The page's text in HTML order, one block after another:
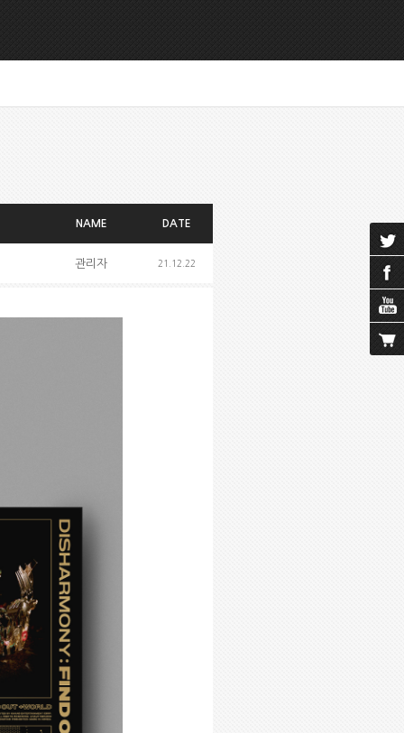
NAME DATE
관리자 21.12.22